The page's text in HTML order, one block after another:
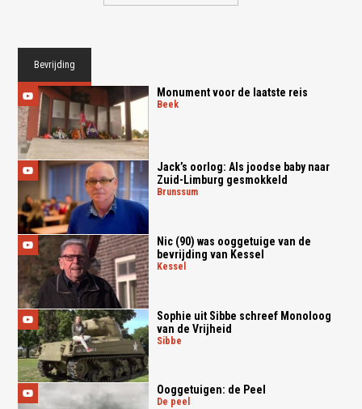
Bevrijding
Monument voor de laatste reis
beek
Jack’s oorlog: Als joodse baby naar
Zuid-Limburg gesmokkeld
brunssum
Nic (90) was ooggetuige van de
bevrijding van Kessel
kessel
Sophie uit Sibbe schreef Monoloog
van de Vrijheid
sibbe
Ooggetuigen: de Peel
de peel